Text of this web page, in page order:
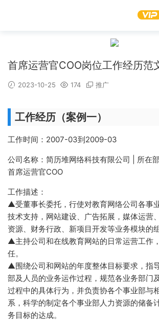
首席运营官COO岗位工作经历范
2023-10-25 174 推广
工作经历（案例一）
工作时间：2007-03到2009-03
公司名称：简历堆网络科技有限公司 | 所在
首席运营官COO
工作描述：
▲受董事长委托，行使对教育网络公司各事
技术支持，网站建设、广告拓展，媒体运营
资源、财务行政、新项目开发等业务模块的
▲主持公司和在线教育网站的日常运营工作
任。
▲围绕公司和网站的年度整体目标要求，指
部及人员的业务运作过程，规范各业务部门
过程中的具体行为，并负责协各个事业部与
系，科学的制定各个事业部人力资源的储备
务目标的达成。